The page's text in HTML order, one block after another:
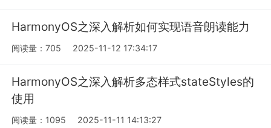
HarmonyOS之深入解析如何实现语音朗读能力
阅读量：705 2025-11-12 17:34:17
HarmonyOS之深入解析多态样式stateStyles的
使用
阅读量：1095 2025-11-11 14:13:27